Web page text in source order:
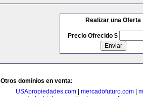
Realizar una Oferta
Precio Ofrecido $
Otros dominios en venta:
USApropiedades.com| mercadofuturo.com|